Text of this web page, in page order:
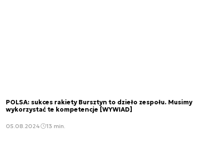
POLSA: sukces rakiety Bursztyn to dzieło zespołu. Musimy
wykorzystać te kompetencje [WYWIAD]
05.08.2024 13 min.